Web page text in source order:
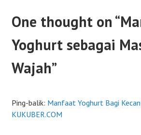
One thought on “
Yoghurt sebagai
Wajah”
Ping-balik: Manfaat Yoghurt Bagi
KUKUBER.COM